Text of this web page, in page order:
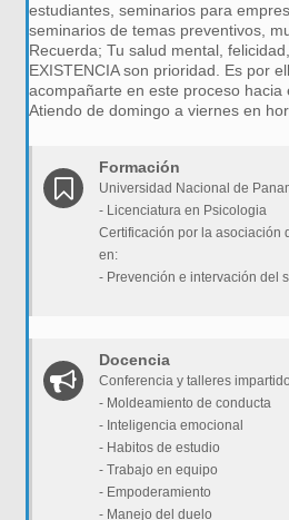
estudiantes, seminarios para
seminarios de temas preventivos,
Recuerda; Tu salud mental,
EXISTENCIA son prioridad. Es por
acompañarte en este proceso hacia
Atiendo de domingo a viernes en
Formación
Universidad Nacional de
- Licenciatura en Psicologia
Certificación por la asociación
en:
- Prevención e intervación del
Docencia
Conferencia y talleres
- Moldeamiento de conducta
- Inteligencia emocional
- Habitos de estudio
- Trabajo en equipo
- Empoderamiento
- Manejo del duelo